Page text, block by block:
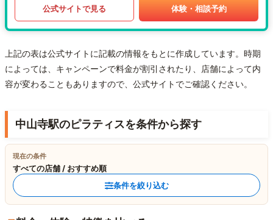
公式サイトで見る 体験・相談予約
上記の表は公式サイトに記載の情報をもとに作成しています。時期
によっては、キャンペーンで料金が割引されたり、店舗によって内
容が変わることもありますので、公式サイトでご確認ください。
中山寺駅のピラティスを条件から探す
現在の条件
すべての店舗 / おすすめ順
条件を絞り込む